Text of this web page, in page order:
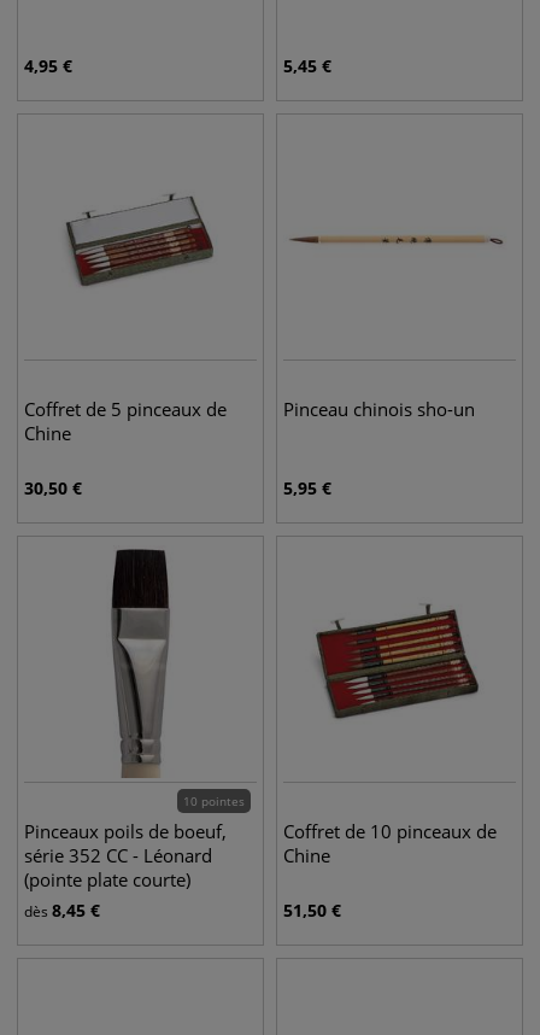
4,95 € 5,45 €
Coffret de 5 pinceaux de
Chine
30,50 €
Pinceau chinois sho-un
5,95 €
10 pointes
Pinceaux poils de boeuf,
série 352 CC - Léonard
(pointe plate courte)
dès 8,45 €
Coffret de 10 pinceaux de
Chine
51,50 €